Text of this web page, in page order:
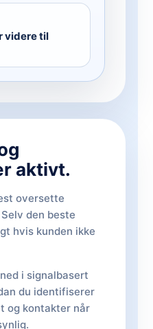
videre til
aktivt.
oversette
den beste
hvis kunden ikke
i signalbasert
du identifiserer
og kontakter når